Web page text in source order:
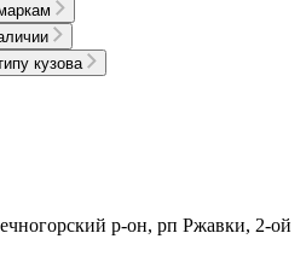
кузова
р-он, рп Ржавки, 2-ой